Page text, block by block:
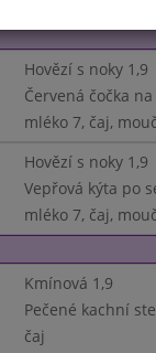
Hovězí s noky 1,9
Červená čočka
mléko 7, čaj,
Hovězí s noky 1,9
Vepřová kýta po
mléko 7, čaj,
Kmínová 1,9
Pečené kachní
čaj